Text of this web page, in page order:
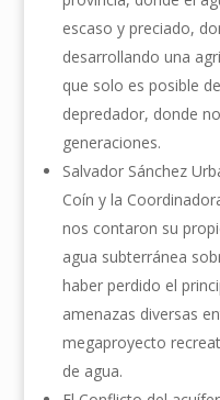
escaso y preciado,
desarrollando una
que solo es posible
depredador, donde
generaciones.
Salvador Sánchez
Coín y la
nos contaron su
agua subterránea
haber perdido el
amenazas diversas
megaproyecto
de agua.